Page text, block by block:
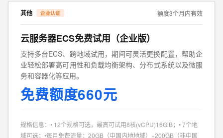
其他 额度3个月内有效
云服务器ECS免费试用（企业版）
支持多台ECS、跨地域试用，期间可灵活更换配置，帮助企
业轻松部署高可用性和负载均衡架构、分布式系统以及微服
务和容器化等应用。
免费额度660元
规格信息： • 12个规格可选，最高可试用8核(vCPU)16GiB；• 7个地
域可选；•每月免费流量：20GB（中国内地地域）+200GB（非中国